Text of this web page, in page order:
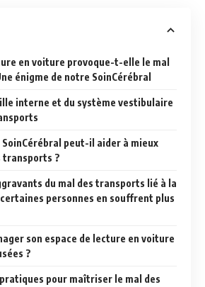
en voiture provoque-t-elle le mal
énigme de notre SoinCérébral
interne et du système vestibulaire
SoinCérébral peut-il aider à mieux
transports ?
du mal des transports lié à la
personnes en souffrent plus
son espace de lecture en voiture
?
pour maîtriser le mal des